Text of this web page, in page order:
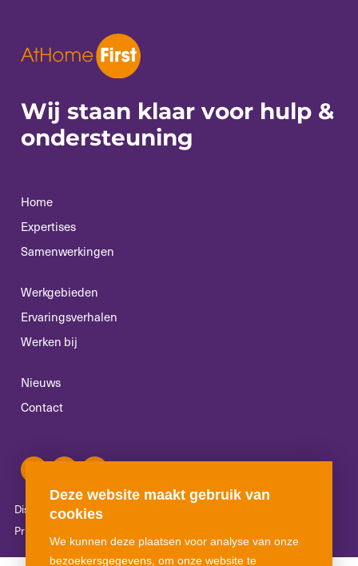
Deze website maakt gebruik van
cookies
We kunnen deze plaatsen voor analyse van onze
bezoekersgegevens, om onze website te
Wij staan klaar voor hulp &
ondersteuning
Home
Expertises
Samenwerkingen
Werkgebieden
Ervaringsverhalen
Werken bij
Nieuws
Contact
Disclaimer Algemene voorwaarden
Privacyverklaring